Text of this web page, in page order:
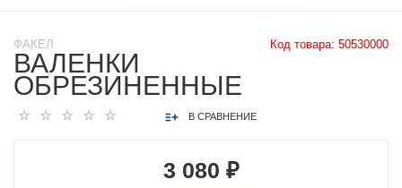
Код товара: 50530000
ФАКЕЛ
ВАЛЕНКИ
ОБРЕЗИНЕННЫЕ
В СРАВНЕНИЕ
3 080 ₽